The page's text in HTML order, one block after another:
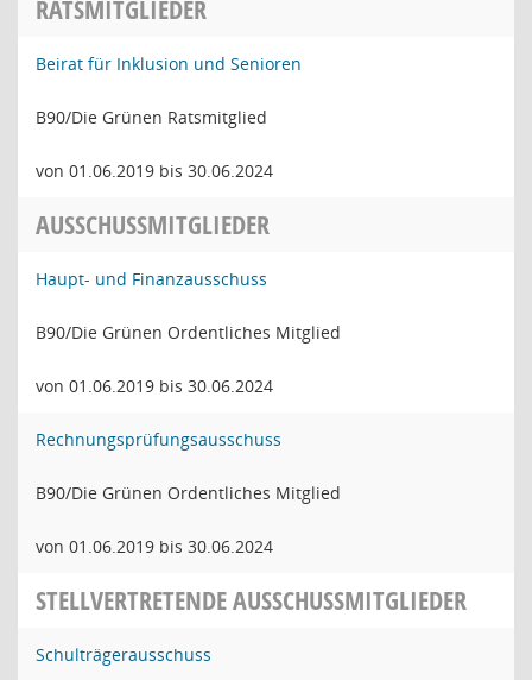
RATSMITGLIEDER
Beirat für Inklusion und Senioren
B90/Die Grünen Ratsmitglied
von 01.06.2019 bis 30.06.2024
AUSSCHUSSMITGLIEDER
Haupt- und Finanzausschuss
B90/Die Grünen Ordentliches Mitglied
von 01.06.2019 bis 30.06.2024
Rechnungsprüfungsausschuss
B90/Die Grünen Ordentliches Mitglied
von 01.06.2019 bis 30.06.2024
STELLVERTRETENDE AUSSCHUSSMITGLIEDER
Schulträgerausschuss